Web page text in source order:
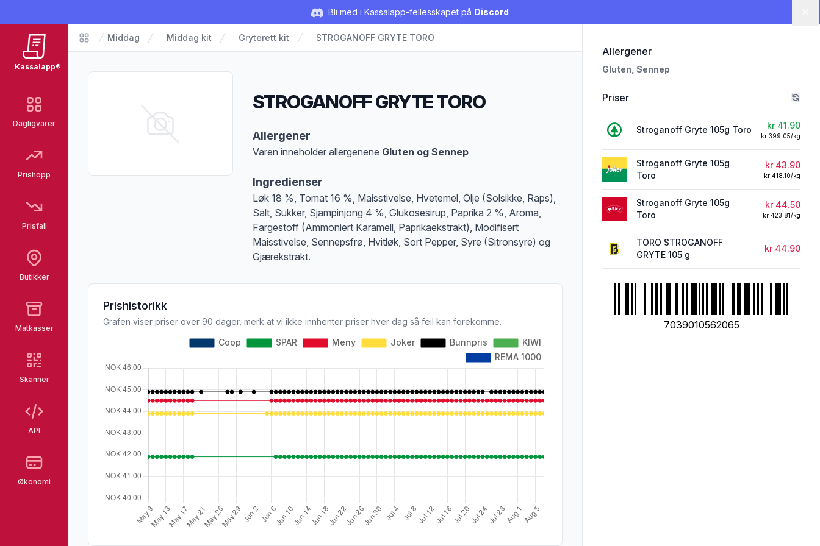
Bli med i Kassalapp-fellesskapet på Discord
Kassalapp®
Dagligvarer
Prishopp
Prisfall
Butikker
Matkasser
Skanner
API
Økonomi
Matvarer
Middag Middag kit Gryterett kit STROGANOFF GRYTE TORO
STROGANOFF GRYTE TORO
Allergener
Varen inneholder allergenene Gluten og Sennep
at denne informasjonen er bare til informasjon, sjekk pakkningen og innholdsbeskrivelsen nøye om du har allergier, vi tar forbehold om at det kan være feil i
Ingredienser
Løk 18 %, Tomat 16 %, Maisstivelse, Hvetemel, Olje (Solsikke, Raps),
Salt, Sukker, Sjampinjong 4 %, Glukosesirup, Paprika 2 %, Aroma,
Fargestoff (Ammoniert Karamell, Paprikaekstrakt), Modifisert
Maisstivelse, Sennepsfrø, Hvitløk, Sort Pepper, Syre (Sitronsyre) og
Gjærekstrakt.
Prishistorikk
Grafen viser priser over 90 dager, merk at vi ikke innhenter priser hver dag så feil kan forekomme.
Allergeneri 'STROGANOFF GRYTE TORO'
Gluten, Sennep
Priser
Stroganoff Gryte 105g Toro kr 41.90
kr 399.05/kg
Stroganoff Gryte 105g
Toro
kr 43.90
kr 418.10/kg
Stroganoff Gryte 105g
Toro
kr 44.50
kr 423.81/kg
TORO STROGANOFF
GRYTE 105 g
kr 44.90
7039010562065